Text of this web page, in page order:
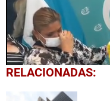
0
seconds
RELACIONADAS: